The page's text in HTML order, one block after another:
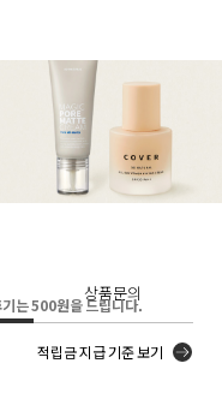
상품문의
는 500원을 드립니다.
적립금 지급 기준 보기